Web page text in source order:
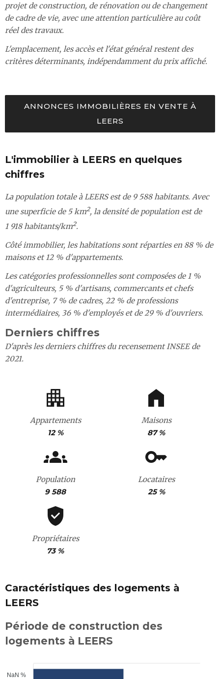
projet de construction, de rénovation ou de changement
de cadre de vie, avec une attention particulière au coût
réel des travaux.
L'emplacement, les accès et l'état général restent des
critères déterminants, indépendamment du prix affiché.
ANNONCES IMMOBILIÈRES EN VENTE À
LEERS
L'immobilier à LEERS en quelques
chiffres
La population totale à LEERS est de 9 588 habitants. Avec
une superficie de 5 km2, la densité de population est de
1 918 habitants/km2.
Côté immobilier, les habitations sont réparties en 88 % de
maisons et 12 % d'appartements.
Les catégories professionnelles sont composées de 1 %
d'agriculteurs, 5 % d'artisans, commercants et chefs
d'entreprise, 7 % de cadres, 22 % de professions
intermédiaires, 36 % d'employés et de 29 % d'ouvriers.
Derniers chiffres
D'après les derniers chiffres du recensement INSEE de
2021.
Appartements
12 %
Maisons
87 %
Population
9 588
Locataires
25 %
Propriétaires
73 %
Caractéristiques des logements à
LEERS
Période de construction des
logements à LEERS
NaN %